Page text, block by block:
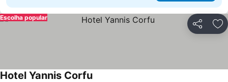
Partilhar
Escolha popular
Hotel Yannis Corfu